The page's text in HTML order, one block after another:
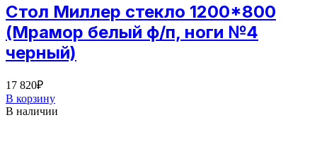
Стол Миллер стекло 1200*800
(Мрамор белый ф/п, ноги №4
черный)
17 820₽
В корзину
В наличии